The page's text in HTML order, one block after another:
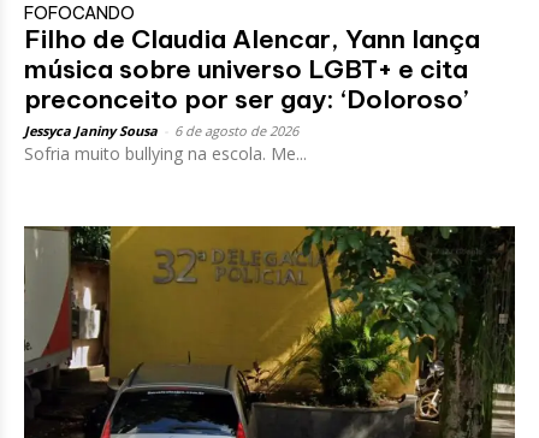
FOFOCANDO
Filho de Claudia Alencar, Yann lança
música sobre universo LGBT+ e cita
preconceito por ser gay: ‘Doloroso’
Jessyca Janiny Sousa 6 de agosto de 2026
Sofria muito bullying na escola. Me...